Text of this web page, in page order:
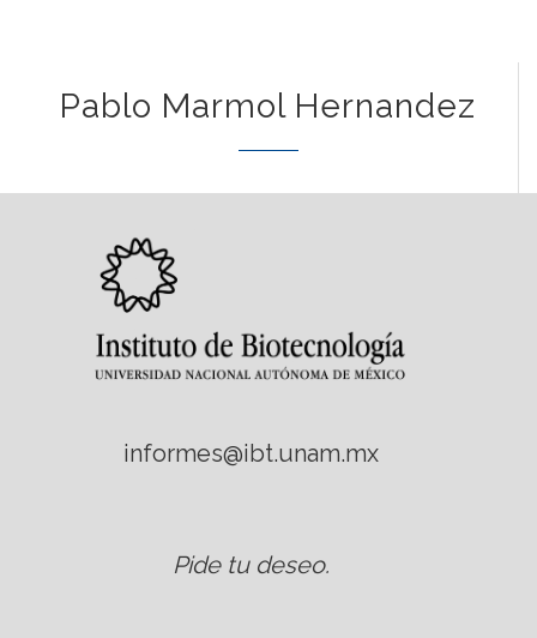
Pablo Marmol Hernandez
informes@ibt.unam.mx
Pide tu deseo.